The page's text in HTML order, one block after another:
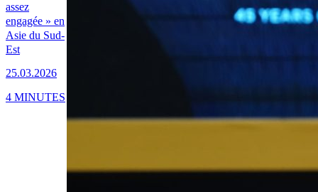
assez
engagée » en
Asie du Sud-
Est
25.03.2026
4 MINUTES